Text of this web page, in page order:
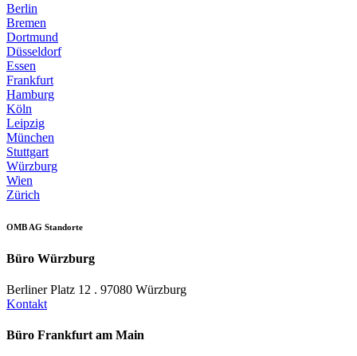
Berlin
Bremen
Dortmund
Düsseldorf
Essen
Frankfurt
Hamburg
Köln
Leipzig
München
Stuttgart
Würzburg
Wien
Zürich
OMB AG Standorte
Büro Würzburg
Berliner Platz 12 . 97080 Würzburg
Kontakt
Büro Frankfurt am Main